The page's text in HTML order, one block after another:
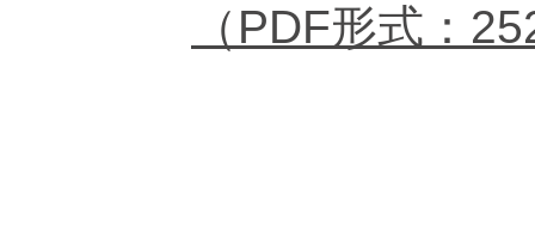
（PDF形式：